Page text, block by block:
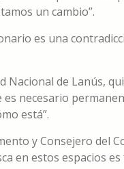
un cambio”.
es una
Nacional de Lanús,
es necesario
está”.
y Consejero del
en estos espacios